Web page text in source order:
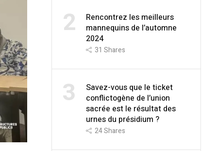
2
Rencontrez les meilleurs
mannequins de l’automne
2024
31 Shares
3
Savez-vous que le ticket
conflictogène de l’union
sacrée est le résultat des
urnes du présidium ?
24Shares